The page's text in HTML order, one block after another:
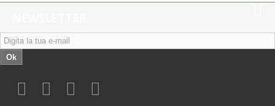
Ok